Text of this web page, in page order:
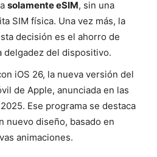
solamente eSIM, sin una
SIM física. Una vez más, la
decisión es el ahorro de
delgadez del dispositivo.
iOS 26, la nueva versión del
de Apple, anunciada en las
Ese programa se destaca
nuevo diseño, basado en
animaciones.